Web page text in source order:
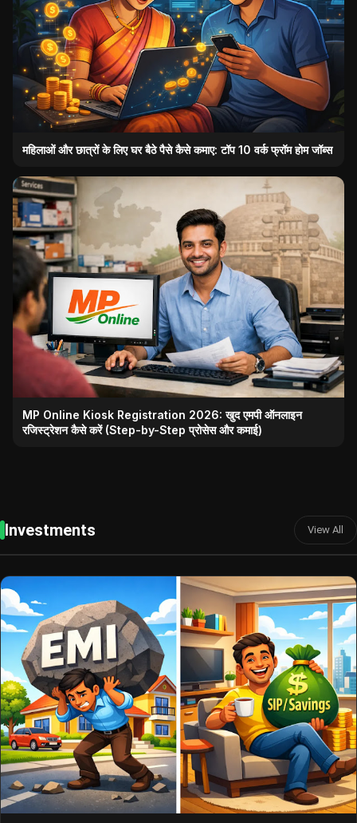
महिलाओं और छात्रों के लिए घर बैठे पैसे कैसे कमाए: टॉप 10 वर्क फ्रॉम होम जॉब्स
MP Online Kiosk Registration 2026: खुद एमपी ऑनलाइन
रजिस्ट्रेशन कैसे करें (Step-by-Step प्रोसेस और कमाई)
Investments View All